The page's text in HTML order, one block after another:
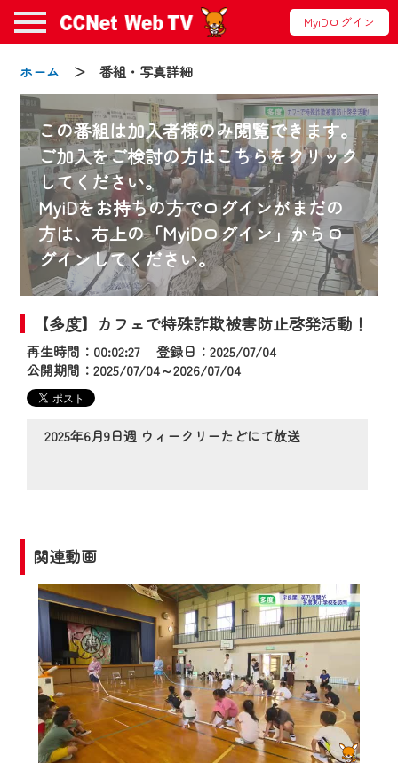
MyiDログイン
ホーム ＞ 番組・写真詳細
この番組は加入者様のみ閲覧できます。
ご加入をご検討の方はこちらをクリック
してください。
MyiDをお持ちの方でログインがまだの
方は、右上の「MyiDログイン」からロ
グインしてください。
【多度】カフェで特殊詐欺被害防止啓発活動！
再生時間：00:02:27 登録日：2025/07/04
公開期間：2025/07/04～2026/07/04
2025年6月9日週 ウィークリーたどにて放送
関連動画
お知らせ
2024/09/02
動画配信サービス『CCNet Web TV』は2024
年9月24日からリニューアルします！
【変更点】
◆デザイン変更により、お住まいの地域
の動画コンテンツが一目瞭然。
◆当社アプリやＰＣブラウザから、いつ
でも・どこでも・外出先でも！
2024年9月24日からはご加入者様へのサー
ビス向上のため、
『CCNet Web TV』を利用いただくには、
一部コンテンツを除き、
CCNetサービスへの加入と『CCNetマイ
ページ※』へのログインが必要となりま
す。
何卒、ご理解ご了承の程よろしくお願い
いたします。